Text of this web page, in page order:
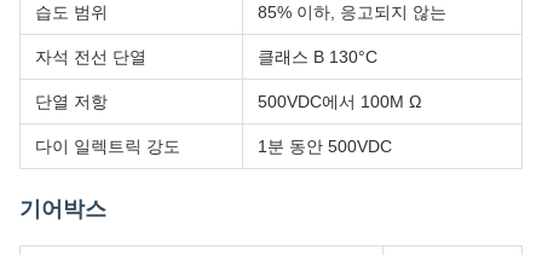
습도 범위 85% 이하, 응고되지 않는
자석 전선 단열 클래스 B 130°C
단열 저항 500VDC에서 100M Ω
다이 일렉트릭 강도 1분 동안 500VDC
기어박스